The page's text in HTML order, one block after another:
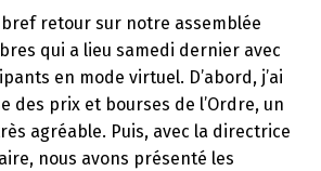
retour sur notre assemblée
qui a lieu samedi dernier avec
en mode virtuel. D’abord, j’ai
des prix et bourses de l’Ordre, un
agréable. Puis, avec la directrice
nous avons présenté les